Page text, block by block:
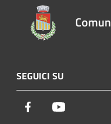
SEGUICI SU
Facebook